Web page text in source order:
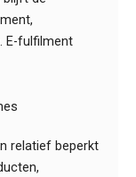
E-fulfilment
relatief beperkt